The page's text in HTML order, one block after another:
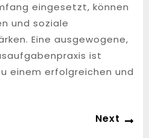
eingesetzt, können
und soziale
Eine ausgewogene,
ist
einem erfolgreichen und
Next